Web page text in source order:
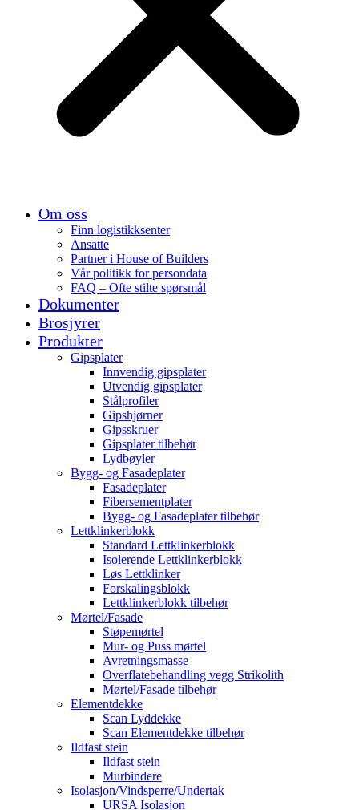
Om oss
Finn logistikksenter
Ansatte
Partner i House of Builders
Vår politikk for persondata
FAQ – Ofte stilte spørsmål
Dokumenter
Brosjyrer
Produkter
Gipsplater
Innvendig gipsplater
Utvendig gipsplater
Stålprofiler
Gipshjørner
Gipsskruer
Gipsplater tilbehør
Lydbøyler
Bygg- og Fasadeplater
Fasadeplater
Fibersementplater
Bygg- og Fasadeplater tilbehør
Lettklinkerblokk
Standard Lettklinkerblokk
Isolerende Lettklinkerblokk
Løs Lettklinker
Forskalingsblokk
Lettklinkerblokk tilbehør
Mørtel/Fasade
Støpemørtel
Mur- og Puss mørtel
Avretningsmasse
Overflatebehandling vegg Strikolith
Mørtel/Fasade tilbehør
Elementdekke
Scan Lyddekke
Scan Elementdekke tilbehør
Ildfast stein
Ildfast stein
Murbindere
Isolasjon/Vindsperre/Undertak
URSA Isolasjon